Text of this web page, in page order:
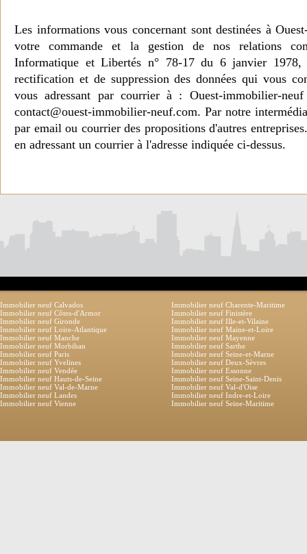
Les informations vous concernant sont destinées à
votre commande et la gestion de nos relations
Informatique et Libertés n° 78-17 du 6 janvier 1978,
rectification et de suppression des données qui vous
vous adressant par courrier à : Ouest-immobilier-
contact@ouest-immobilier-neuf.com. Par notre
par email ou courrier des propositions d'autres
en adressant un courrier à l'adresse indiquée ci-dessus.
Immobilier neuf Calvados
Immobilier neuf Charente-Maritime
Immobilier neuf Côtes-d'Armor
Immobilier neuf Finistère
Immobilier neuf Gironde
Immobilier neuf Ille-et-Vilaine
Immobilier neuf Loire-Atlantique
Immobilier neuf Maine-et-Loire
Immobilier neuf Manche
Immobilier neuf Mayenne
Immobilier neuf Morbihan
Immobilier neuf Sarthe
Immobilier neuf Paris
Immobilier neuf Seine-et-Marne
Immobilier neuf Yvelines
Immobilier neuf Deux-Sèvres
Immobilier neuf Vendée
Immobilier neuf Essonne
Immobilier neuf Hauts-de-Seine
Immobilier neuf Seine-Saint-Denis
Immobilier neuf Val-de-Marne
Immobilier neuf Val-d'Oise
Immobilier neuf Landes
Immobilier neuf Indre-et-Loire
Immobilier neuf Vienne
Immobilier neuf Seine-Maritime